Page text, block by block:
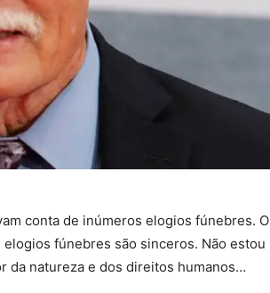
conta de inúmeros elogios fúnebres. O
fúnebres são sinceros. Não estou
da natureza e dos direitos humanos…